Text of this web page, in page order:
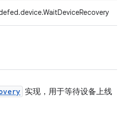
实现，用于等待设备上线